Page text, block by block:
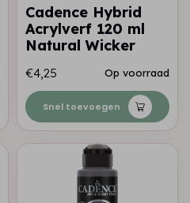
Cadence Hybrid
Acrylverf 120 ml
Natural Wicker
€4,25 Op voorraad
Snel toevoegen